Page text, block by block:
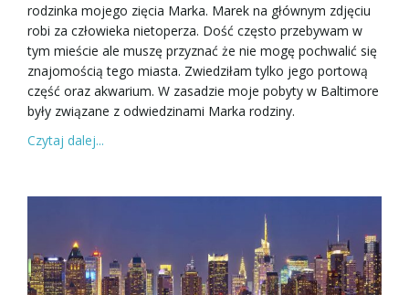
rodzinka mojego zięcia Marka. Marek na głównym zdjęciu
robi za człowieka nietoperza. Dość często przebywam w
tym mieście ale muszę przyznać że nie mogę pochwalić się
znajomością tego miasta. Zwiedziłam tylko jego portową
część oraz akwarium. W zasadzie moje pobyty w Baltimore
były związane z odwiedzinami Marka rodziny.
Czytaj dalej...